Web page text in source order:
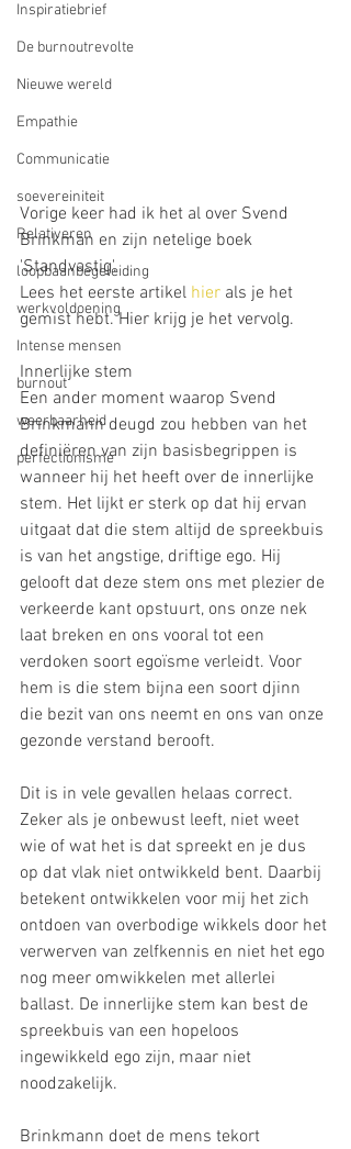
Inspiratiebrief
De burnoutrevolte
Nieuwe wereld
Empathie
Communicatie
soevereiniteit
Relativeren
loopbaanbegeleiding
werkvoldoening
Intense mensen
burnout
weerbaarheid
perfectionisme
Vorige keer had ik het al over Svend
Brinkman en zijn netelige boek
'Standvastig'.
Lees het eerste artikel hier als je het
gemist hebt. Hier krijg je het vervolg.
Innerlijke stem
Een ander moment waarop Svend
Brinkmann deugd zou hebben van het
definiëren van zijn basisbegrippen is
wanneer hij het heeft over de innerlijke
stem. Het lijkt er sterk op dat hij ervan
uitgaat dat die stem altijd de spreekbuis
is van het angstige, driftige ego. Hij
gelooft dat deze stem ons met plezier de
verkeerde kant opstuurt, ons onze nek
laat breken en ons vooral tot een
verdoken soort egoïsme verleidt. Voor
hem is die stem bijna een soort djinn
die bezit van ons neemt en ons van onze
gezonde verstand berooft.
Dit is in vele gevallen helaas correct.
Zeker als je onbewust leeft, niet weet
wie of wat het is dat spreekt en je dus
op dat vlak niet ontwikkeld bent. Daarbij
betekent ontwikkelen voor mij het zich
ontdoen van overbodige wikkels door het
verwerven van zelfkennis en niet het ego
nog meer omwikkelen met allerlei
ballast. De innerlijke stem kan best de
spreekbuis van een hopeloos
ingewikkeld ego zijn, maar niet
noodzakelijk.
Brinkmann doet de mens tekort